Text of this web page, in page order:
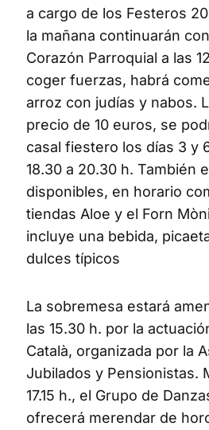
a cargo de los Festeros
la mañana continuarán
Corazón Parroquial a las
coger fuerzas, habrá
arroz con judías y nabos.
precio de 10 euros, se
casal fiestero los días 3 y
18.30 a 20.30 h. También
disponibles, en horario
tiendas Aloe y el Forn
incluye una bebida,
dulces típicos
La sobremesa estará
las 15.30 h. por la
Català, organizada por la
Jubilados y Pensionistas.
17.15 h., el Grupo de
ofrecerá merendar de